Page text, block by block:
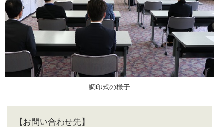
調印式の様子
【お問い合わせ先】